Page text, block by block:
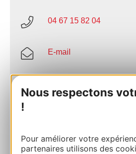
Nous respectons
!
Pour améliorer votre
partenaires utilisons des
04 67 15 82 04
E-mail